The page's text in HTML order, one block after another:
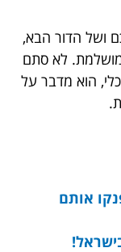
ושל הדור הבא,
לא סתם
הוא מדבר על
אותם